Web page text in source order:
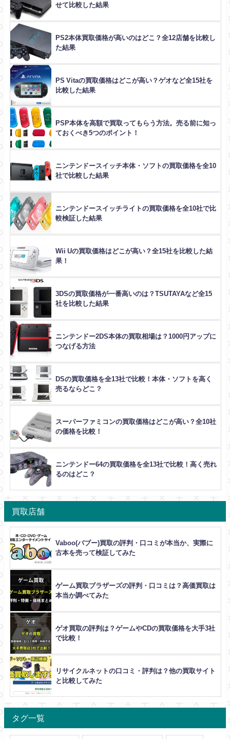
せて比較した結果
PS2本体買取価格が高いのはどこ？全12店舗を比較し
た結果
PS Vitaの買取価格はどこが高い？ゲオなど全15社を
比較した結果
PSP本体を高額で買取ってもらう方法。売る前に知っ
ておくべき5つのポイント！
ニンテンドースイッチ本体・ソフトの買取価格を全10
社で比較した結果
ニンテンドースイッチライトの買取価格を全10社で比
較検証した結果
Wii Uの買取価格はどこが高い？全15社を比較した結
果！
3DSの買取価格が一番高いのは？TSUTAYAなど全15
社を比較した結果
ニンテンドー2DS本体の買取相場は？1000円アップに
つなげる方法
DSの買取価格を全13社で比較！本体・ソフトを高く
売るならどこ？
スーパーファミコンの買取価格はどこが高い？全10社
の価格を比較！
ニンテンドー64の買取価格を全13社で比較！高く売れ
るのはどこ？
買取店舗
Vaboo(バブー)買取の評判・口コミが本当か、実際に
古本を売って検証してみた
ゲーム買取ブラザーズの評判・口コミは？高価買取は
本当か調べてみた
ゲオ買取の評判は？ゲームやCDの買取価格を大手3社
で比較！
リサイクルネットの口コミ・評判は？他の買取サイト
と比較してみた
タグ一覧